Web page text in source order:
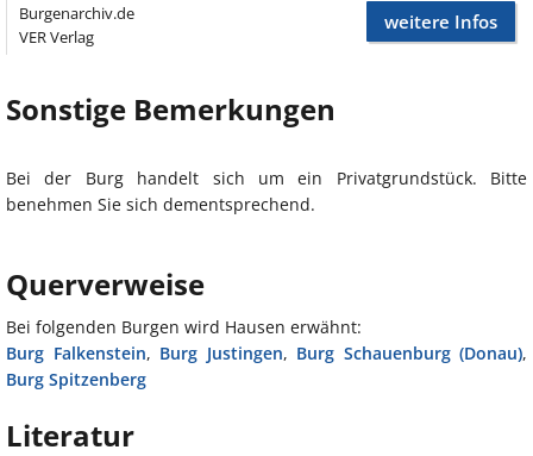
Burgenarchiv.de
VER Verlag
weitere Infos
Sonstige Bemerkungen
Bei der Burg handelt sich um ein Privatgrundstück. Bitte
benehmen Sie sich dementsprechend.
Querverweise
Bei folgenden Burgen wird Hausen erwähnt:
Burg Falkenstein, Burg Justingen, Burg Schauenburg (Donau),
Burg Spitzenberg
Literatur